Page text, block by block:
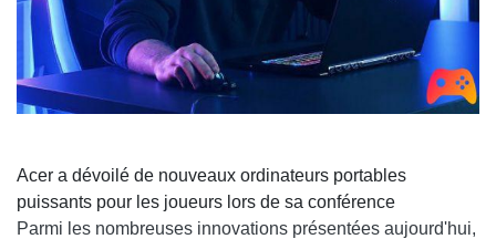
Acer a dévoilé de nouveaux ordinateurs portables
puissants pour les joueurs lors de sa conférence
Parmi les nombreuses innovations présentées aujourd'hui,